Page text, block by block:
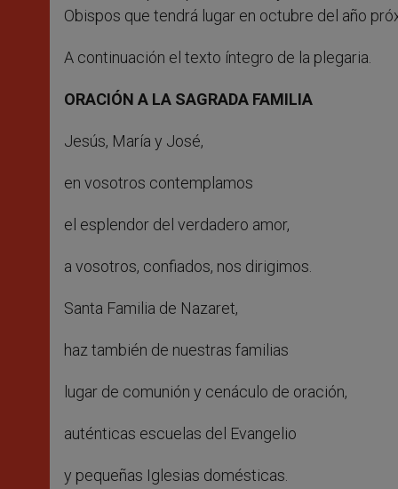
Obispos que tendrá lugar en octubre del año
A continuación el texto íntegro de la plegaria.
ORACIÓN A LA SAGRADA FAMILIA
Jesús, María y José,
en vosotros contemplamos
el esplendor del verdadero amor,
a vosotros, confiados, nos dirigimos.
Santa Familia de Nazaret,
haz también de nuestras familias
lugar de comunión y cenáculo de oración,
auténticas escuelas del Evangelio
y pequeñas Iglesias domésticas.